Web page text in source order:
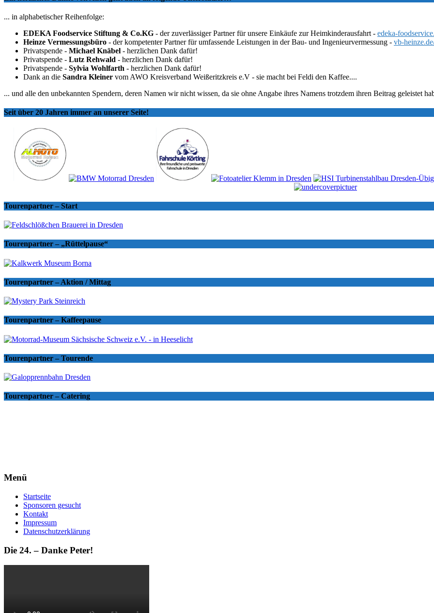
... in alphabetischer Reihenfolge:
EDEKA Foodservice Stiftung & Co.KG - der zuverlässiger Partner für unsere Einkäufe zur Heimkinderausfahrt - edeka-
Heinze Vermessungsbüro - der kompetenter Partner für umfassende Leistungen in der Bau- und Ingenieurvermessung - vb-
Privatspende - Michael Knäbel - herzlichen Dank dafür!
Privatspende - Lutz Rehwald - herzlichen Dank dafür!
Privatspende - Sylvia Wohlfarth - herzlichen Dank dafür!
Dank an die Sandra Kleiner vom AWO Kreisverband Weißeritzkreis e.V - sie macht bei Feldi den Kaffee....
... und alle den unbekannten Spendern, deren Namen wir nicht wissen, da sie ohne Angabe ihres Namens trotzdem ihren Beitrag geleistet
Seit über 20 Jahren immer an unserer Seite!
Tourenpartner – Start
Tourenpartner – „Rüttelpause“
Tourenpartner – Aktion / Mittag
Tourenpartner – Kaffeepause
Tourenpartner – Tourende
Tourenpartner – Catering
Menü
Startseite
Sponsoren gesucht
Kontakt
Impressum
Datenschutzerklärung
Die 24. – Danke Peter!